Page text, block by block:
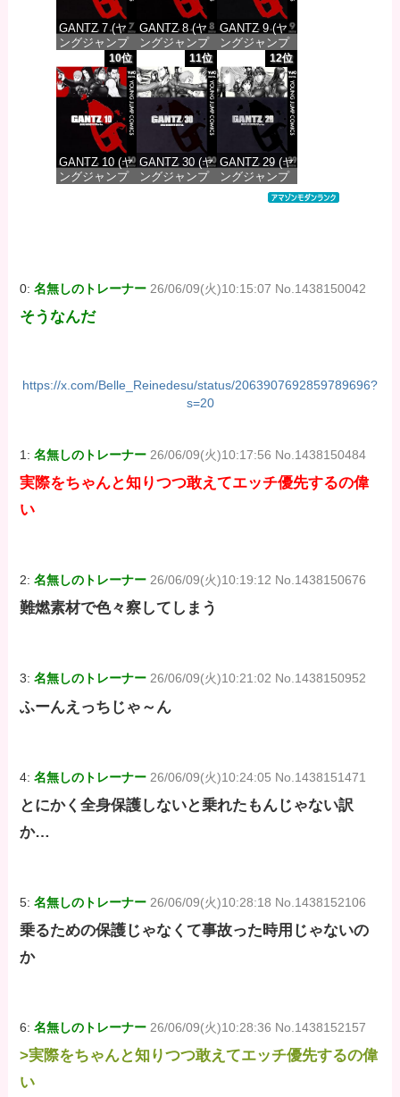
GANTZ 7 (ヤ
ングジャンプ
コミックス
DIGITAL)
価格：¥100
GANTZ 8 (ヤ
ングジャンプ
コミックス
DIGITAL)
価格：¥100
GANTZ 9 (ヤ
ングジャンプ
コミックス
DIGITAL)
価格：¥100
10位
GANTZ 10 (ヤ
ングジャンプ
11位
GANTZ 30 (ヤ
ングジャンプ
12位
GANTZ 29 (ヤ
ングジャンプ
コミックス
0:名無しのトレーナー 26/06/09(火)10:15:07 No.1438150042
そうなんだ
https://x.com/Belle_Reinedesu/status/2063907692859789696?
s=20
1:名無しのトレーナー 26/06/09(火)10:17:56 No.1438150484
実際をちゃんと知りつつ敢えてエッチ優先するの偉
い
2:名無しのトレーナー 26/06/09(火)10:19:12 No.1438150676
難燃素材で色々察してしまう
3:名無しのトレーナー 26/06/09(火)10:21:02 No.1438150952
ふーんえっちじゃ～ん
4:名無しのトレーナー 26/06/09(火)10:24:05 No.1438151471
とにかく全身保護しないと乗れたもんじゃない訳
か…
5:名無しのトレーナー 26/06/09(火)10:28:18 No.1438152106
乗るための保護じゃなくて事故った時用じゃないの
か
6:名無しのトレーナー 26/06/09(火)10:28:36 No.1438152157
>実際をちゃんと知りつつ敢えてエッチ優先するの偉
い